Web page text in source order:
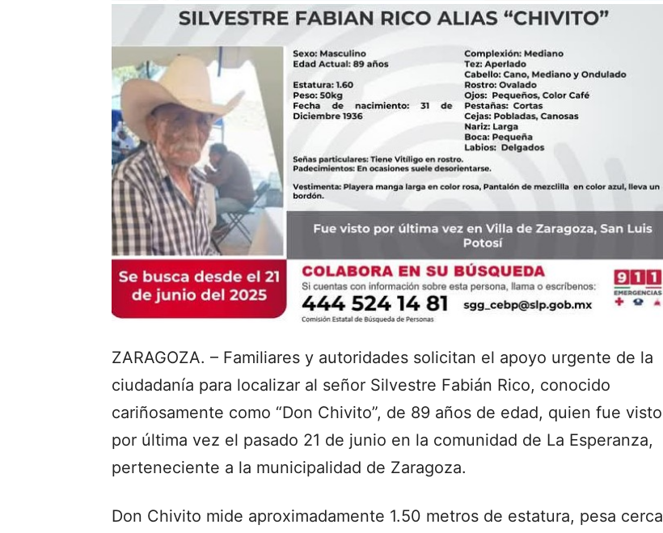
ZARAGOZA. – Familiares y autoridades solicitan el apoyo urgente de la
ciudadanía para localizar al señor Silvestre Fabián Rico, conocido
cariñosamente como “Don Chivito”, de 89 años de edad, quien fue visto
por última vez el pasado 21 de junio en la comunidad de La Esperanza,
perteneciente a la municipalidad de Zaragoza.
Don Chivito mide aproximadamente 1.50 metros de estatura, pesa cerca